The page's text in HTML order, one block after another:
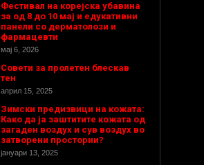
Фестивал на корејска убавина
за од 8 до 10 мај и едукативни
панели со дерматолози и
фармацевти
мај 6, 2026
Совети за пролетен блескав
тен
април 15, 2025
Зимски предизвици на кожата:
Како да ја заштитите кожата од
загаден воздух и сув воздух во
затворени простории?
јануари 13, 2025